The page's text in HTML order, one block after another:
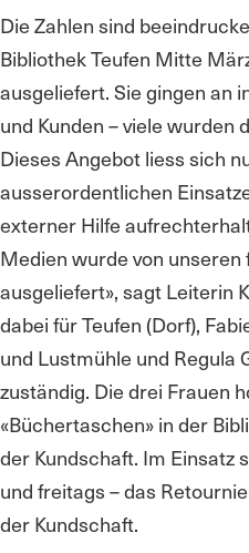
Die Zahlen sind
Bibliothek Teufen Mitte
ausgeliefert. Sie gingen an
und Kunden – viele wurden
Dieses Angebot liess sich
ausserordentlichen
externer Hilfe
Medien wurde von
ausgeliefert», sagt Leiterin
dabei für Teufen (Dorf),
und Lustmühle und Regula
zuständig. Die drei Frauen
«Büchertaschen» in der
der Kundschaft. Im Einsatz
und freitags – das
der Kundschaft.